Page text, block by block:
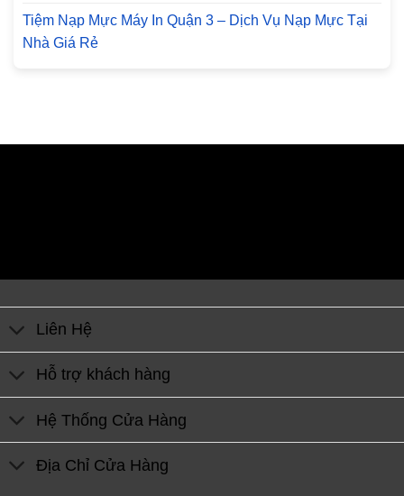
Tiệm Nạp Mực Máy In Quận 3 – Dịch Vụ Nạp Mực Tại
Nhà Giá Rẻ
Liên Hệ
Hỗ trợ khách hàng
Hệ Thống Cửa Hàng
Địa Chỉ Cửa Hàng